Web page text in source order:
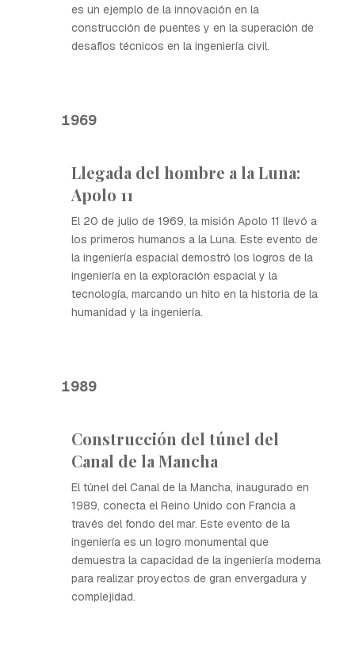
es un ejemplo de la innovación en la
construcción de puentes y en la superación de
desafíos técnicos en la ingeniería civil.
1969
Llegada del hombre a la Luna:
Apolo 11
El 20 de julio de 1969, la misión Apolo 11 llevó a
los primeros humanos a la Luna. Este evento de
la ingeniería espacial demostró los logros de la
ingeniería en la exploración espacial y la
tecnología, marcando un hito en la historia de la
humanidad y la ingeniería.
1989
Construcción del túnel del
Canal de la Mancha
El túnel del Canal de la Mancha, inaugurado en
1989, conecta el Reino Unido con Francia a
través del fondo del mar. Este evento de la
ingeniería es un logro monumental que
demuestra la capacidad de la ingeniería moderna
para realizar proyectos de gran envergadura y
complejidad.